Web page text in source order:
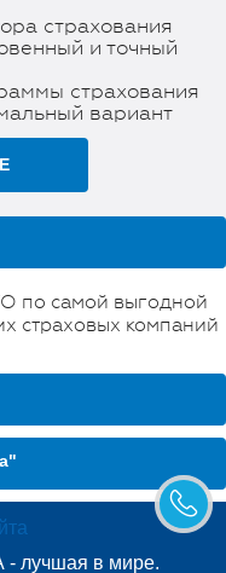
страхования
и точный
страхования
вариант
по самой выгодной
страховых компаний
лучшая в мире.